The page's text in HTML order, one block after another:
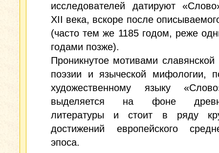
исследователей датируют
XII века, вскоре после
(часто тем же 1185 годом, реже
годами позже).
Проникнутое мотивами славянской
поэзии и языческой мифологии,
художественному языку
выделяется на фоне
литературы и стоит в ряду
достижений европейского
эпоса.